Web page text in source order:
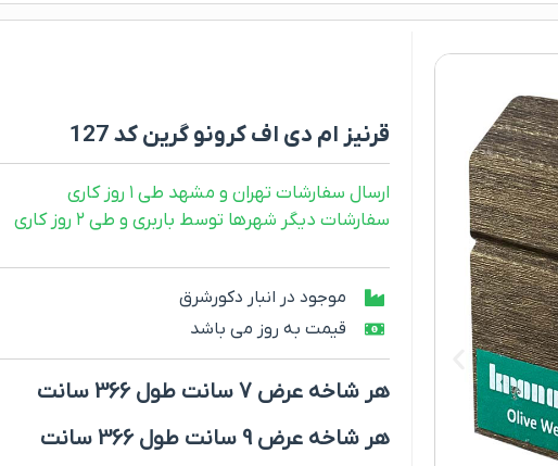
قرنیز ام دی اف کرونو گرین کد 127
ارسال سفارشات تهران و مشهد طی ۱ روز کاری
سفارشات دیگر شهرها توسط باربری و طی ۲ روز کاری
موجود در انبار دکورشرق
قیمت به روز می باشد
هر شاخه عرض 7 سانت طول 366 سانت
هر شاخه عرض 9 سانت طول 366 سانت